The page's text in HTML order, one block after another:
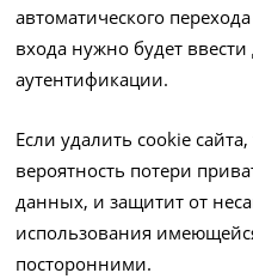
автоматического
входа нужно будет
аутентификации.
Если удалить cookie
вероятность потери
данных, и защитит от
использования
посторонними.